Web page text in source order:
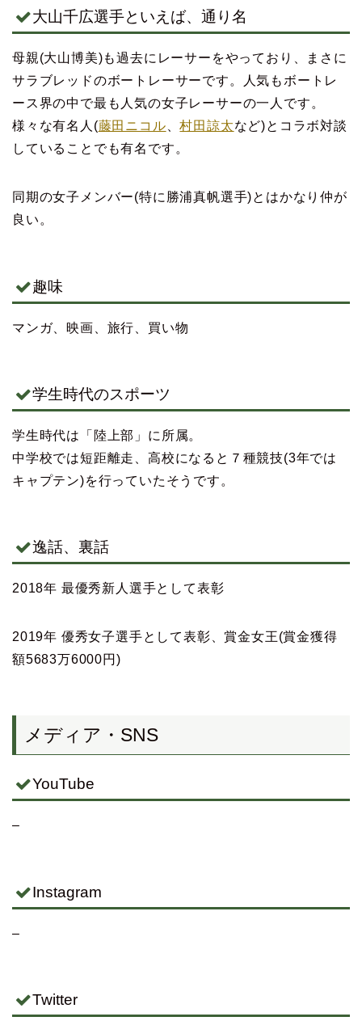
大山千広選手といえば、通り名
母親(大山博美)も過去にレーサーをやっており、まさに
サラブレッドのボートレーサーです。人気もボートレ
ース界の中で最も人気の女子レーサーの一人です。
様々な有名人(藤田ニコル 、村田諒太など)とコラボ対談
していることでも有名です。
同期の女子メンバー(特に勝浦真帆選手)とはかなり仲が
良い。
趣味
マンガ、映画、旅行、買い物
学生時代のスポーツ
学生時代は「陸上部」に所属。
中学校では短距離走、高校になると７種競技(3年では
キャプテン)を行っていたそうです。
逸話、裏話
2018年 最優秀新人選手として表彰
2019年 優秀女子選手として表彰、賞金女王(賞金獲得
額5683万6000円)
メディア・SNS
YouTube
–
Instagram
–
Twitter